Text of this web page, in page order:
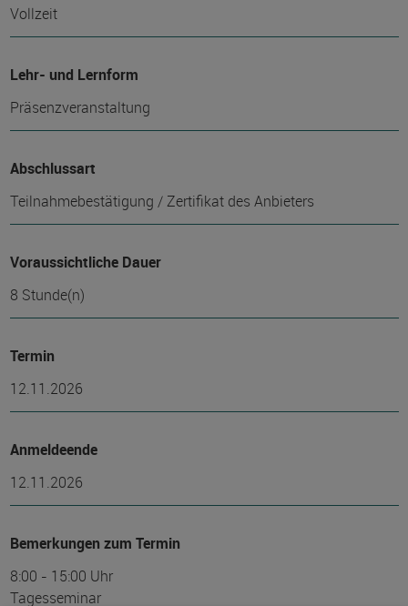
Vollzeit
Lehr- und Lernform
Präsenzveranstaltung
Abschlussart
Teilnahmebestätigung / Zertifikat des Anbieters
Voraussichtliche Dauer
8 Stunde(n)
Termin
12.11.2026
Anmeldeende
12.11.2026
Bemerkungen zum Termin
8:00 - 15:00 Uhr
Tagesseminar